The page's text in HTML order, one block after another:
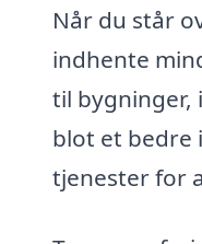
Når du står
indhente
til bygninger,
blot et bedre
tjenester for